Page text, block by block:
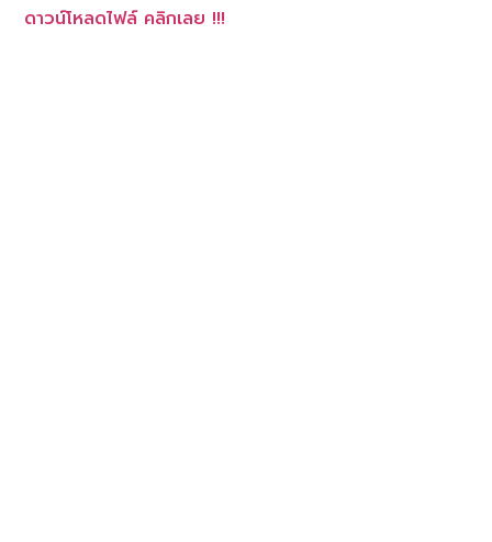
ดาวน์โหลดไฟล์ คลิกเลย !!!